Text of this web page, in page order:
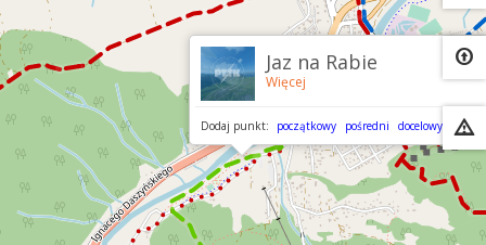
Jaz na Rabie
Więcej
Dodaj punkt: początkowy pośredni docelowy